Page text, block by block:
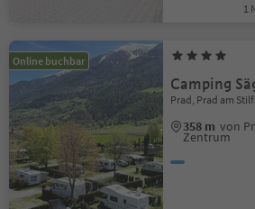
1
Online buchbar
Camping
Prad, Prad am
358 m von
Zentrum